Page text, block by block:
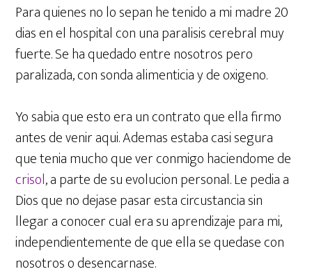
Para quienes no lo sepan he tenido a mi madre 20
dias en el hospital con una paralisis cerebral muy
fuerte. Se ha quedado entre nosotros pero
paralizada, con sonda alimenticia y de oxigeno.
Yo sabia que esto era un contrato que ella firmo
antes de venir aqui. Ademas estaba casi segura
que tenia mucho que ver conmigo haciendome de
crisol, a parte de su evolucion personal. Le pedia a
Dios que no dejase pasar esta circustancia sin
llegar a conocer cual era su aprendizaje para mi,
independientemente de que ella se quedase con
nosotros o desencarnase.